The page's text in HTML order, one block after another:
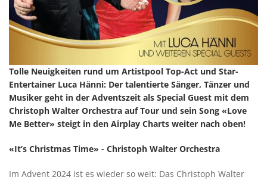
Tolle Neuigkeiten rund um Artistpool Top-Act und Star-
Entertainer Luca Hänni: Der talentierte Sänger, Tänzer und
Musiker geht in der Adventszeit als Special Guest mit dem
Christoph Walter Orchestra auf Tour und sein Song «Love
Me Better» steigt in den Airplay Charts weiter nach oben!
«It’s Christmas Time» - Christoph Walter Orchestra
Im Advent 2024 ist es wieder so weit: Das Christoph Walter